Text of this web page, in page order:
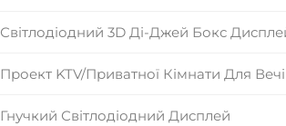
Світлодіодний 3D Ді-Джей Бокс
Проект KTV/приватної Кімнати Для
Гнучкий Світлодіодний Дисплей